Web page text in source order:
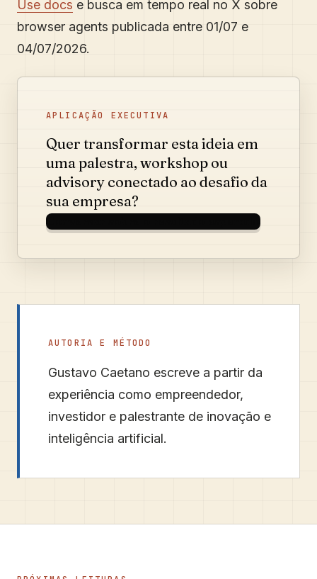
Use docs e busca em tempo real no X sobre
browser agents publicada entre 01/07 e
04/07/2026.
APLICAÇÃO EXECUTIVA
Quer transformar esta ideia em
uma palestra, workshop ou
advisory conectado ao desafio da
sua empresa?
Conversar sobre o resultado esperado
AUTORIA E MÉTODO
Gustavo Caetano escreve a partir da
experiência como empreendedor,
investidor e palestrante de inovação e
inteligência artificial.